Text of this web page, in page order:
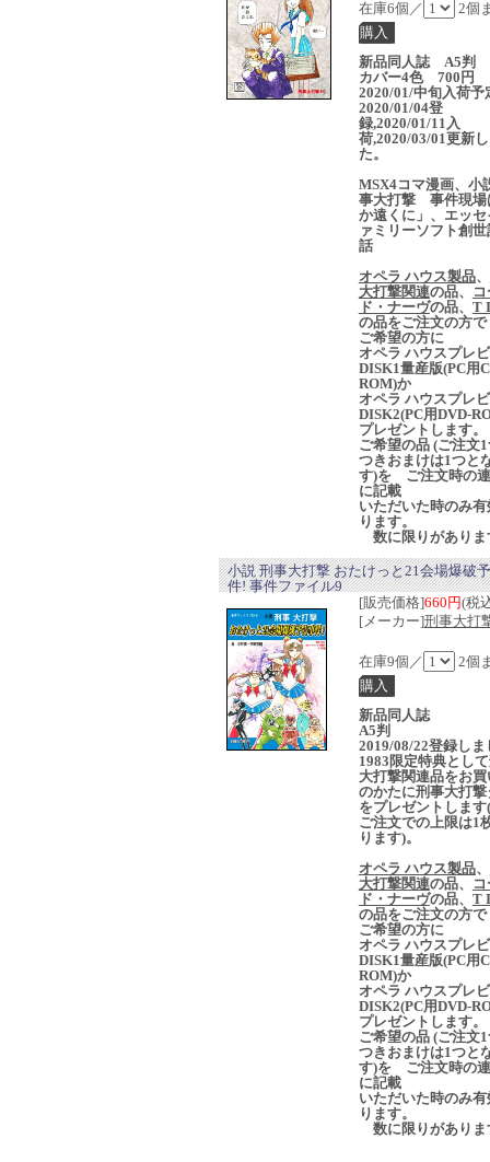
在庫6個／ 2個
新品同人誌 A5
カバー4色 700円
2020/01/中旬入荷
2020/01/04登
録,2020/01/11入
荷,2020/03/01更新
た。
MSX4コマ漫画、小
事大打撃 事件現場
か遠くに」、エッセ
ァミリーソフト創
話
オペラ ハウス製品、
大打撃関連の品、
ド・ナーヴの品、 T
の品をご注文の方で
ご希望の方に
オペラ ハウスプレ
DISK1量産版(PC用
ROM)か
オペラ ハウスプレ
DISK2(PC用DVD-
プレゼントします。
ご希望の品 (ご注文
つきおまけは1つと
す)を ご注文時の
に記載
いただいた時のみ
ります。
数に限りがありま
小説 刑事大打撃 おたけっと21会場爆破
件! 事件ファイル9
[販売価格]660円(税
[メーカー]刑事大打
在庫9個／ 2個
新品同人誌
A5判
2019/08/22登録しま
1983限定特典とし
大打撃関連品をお
のかたに刑事大打撃
をプレゼントします
ご注文での上限は1
ります)。
オペラ ハウス製品、
大打撃関連の品、
ド・ナーヴの品、 T
の品をご注文の方で
ご希望の方に
オペラ ハウスプレ
DISK1量産版(PC用
ROM)か
オペラ ハウスプレ
DISK2(PC用DVD-
プレゼントします。
ご希望の品 (ご注文
つきおまけは1つと
す)を ご注文時の
に記載
いただいた時のみ
ります。
数に限りがありま